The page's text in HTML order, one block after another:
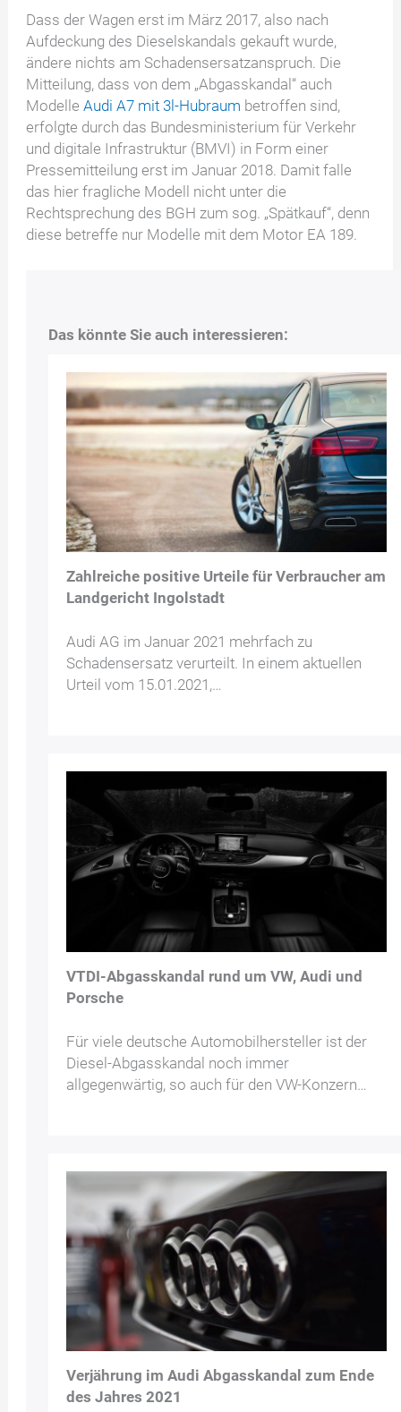
Dass der Wagen erst im März 2017, also nach
Aufdeckung des Dieselskandals gekauft wurde,
ändere nichts am Schadensersatzanspruch. Die
Mitteilung, dass von dem „Abgasskandal“ auch
ModelleAudi A7 mit 3l-Hubraum betroffen sind,
erfolgte durch das Bundesministerium für Verkehr
und digitale Infrastruktur (BMVI) in Form einer
Pressemitteilung erst im Januar 2018. Damit falle
das hier fragliche Modell nicht unter die
Rechtsprechung des BGH zum sog. „Spätkauf“, denn
diese betreffe nur Modelle mit dem Motor EA 189.
Das könnte Sie auch interessieren:
Zahlreiche positive Urteile für Verbraucher am
Landgericht Ingolstadt
Audi AG im Januar 2021 mehrfach zu
Schadensersatz verurteilt. In einem aktuellen
Urteil vom 15.01.2021,…
VTDI-Abgasskandal rund um VW, Audi und
Porsche
Für viele deutsche Automobilhersteller ist der
Diesel-Abgasskandal noch immer
allgegenwärtig, so auch für den VW-Konzern…
Verjährung im Audi Abgasskandal zum Ende
des Jahres 2021